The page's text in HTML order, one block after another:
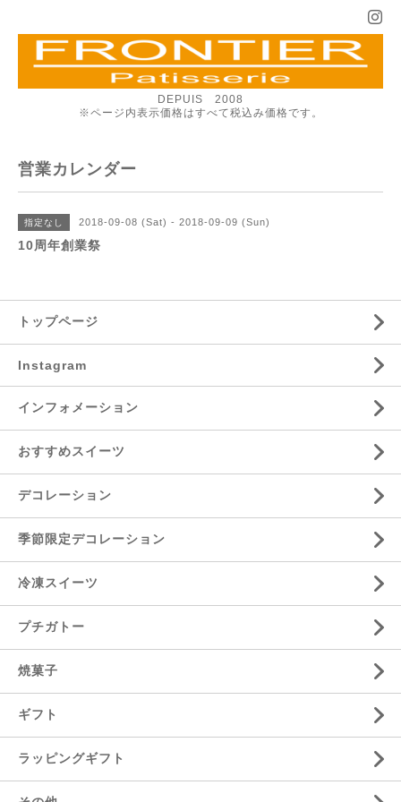
DEPUIS 2008
※ページ内表示価格はすべて税込み価格です。
営業カレンダー
指定なし 2018-09-08 (Sat) - 2018-09-09 (Sun)
10周年創業祭
トップページ
Instagram
インフォメーション
おすすめスイーツ
デコレーション
季節限定デコレーション
冷凍スイーツ
プチガトー
焼菓子
ギフト
ラッピングギフト